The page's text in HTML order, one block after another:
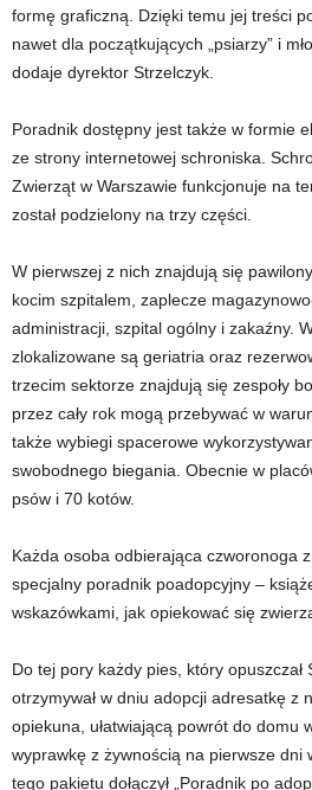
formę graficzną. Dzięki temu jej treści
nawet dla początkujących „psiarzy” i
dodaje dyrektor Strzelczyk.
Poradnik dostępny jest także w formie
ze strony internetowej schroniska.
Zwierząt w Warszawie funkcjonuje na
został podzielony na trzy części.
W pierwszej z nich znajdują się
kocim szpitalem, zaplecze
administracji, szpital ogólny i zakaźny.
zlokalizowane są geriatria oraz
trzecim sektorze znajdują się zespoły
przez cały rok mogą przebywać w
także wybiegi spacerowe
swobodnego biegania. Obecnie w
psów i 70 kotów.
Każda osoba odbierająca czworonoga
specjalny poradnik poadopcyjny –
wskazówkami, jak opiekować się
Do tej pory każdy pies, który opuszczał
otrzymywał w dniu adopcji adresatkę z
opiekuna, ułatwiającą powrót do domu
wyprawkę z żywnością na pierwsze dni
tego pakietu dołączył „Poradnik po